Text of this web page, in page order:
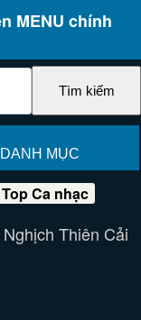
MENU chính
DANH MỤC
Top Ca nhạc
Thiên Cải